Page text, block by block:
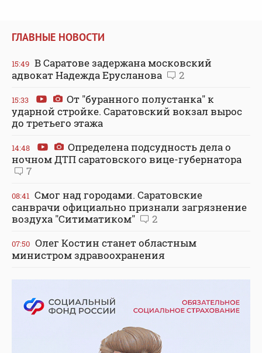
ГЛАВНЫЕ НОВОСТИ
15:49 В Саратове задержана московский
адвокат Надежда Ерусланова
2
15:33
От "буранного полустанка" к
ударной стройке. Саратовский вокзал вырос
до третьего этажа
14:48
Определена подсудность дела о
ночном ДТП саратовского вице-губернатора
7
08:41 Смог над городами. Саратовские
санврачи официально признали загрязнение
воздуха "Ситиматиком"
2
07:50 Олег Костин станет областным
министром здравоохранения